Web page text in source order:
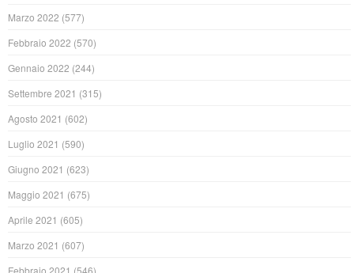
Marzo 2022 (577)
Febbraio 2022 (570)
Gennaio 2022 (244)
Settembre 2021 (315)
Agosto 2021 (602)
Luglio 2021 (590)
Giugno 2021 (623)
Maggio 2021 (675)
Aprile 2021 (605)
Marzo 2021 (607)